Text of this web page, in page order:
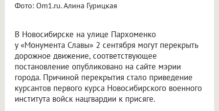
Фото: Om1.ru. Алина Гурицкая
В Новосибирске на улице Пархоменко
у «Монумента Славы» 2 сентября могут перекрыть
дорожное движение, соответствующее
постановление опубликовано на сайте мэрии
города. Причиной перекрытия стало приведение
курсантов первого курса Новосибирского военного
института войск нацгвардии к присяге.